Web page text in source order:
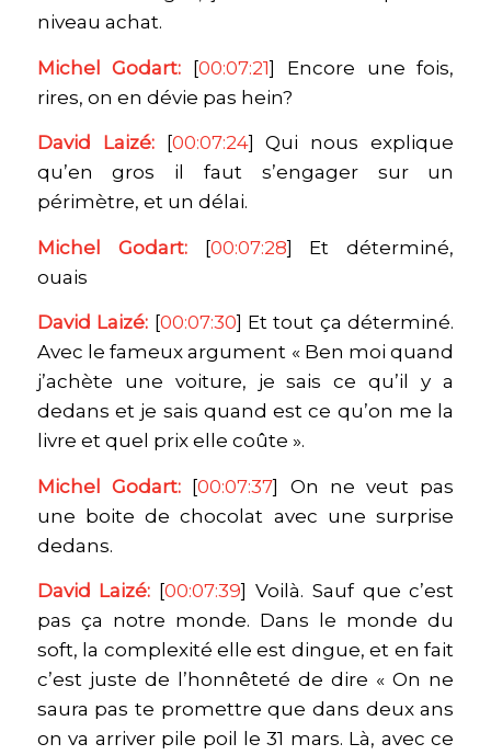
niveau achat.
Michel Godart: [00:07:21] Encore une fois,
rires, on en dévie pas hein?
David Laizé: [00:07:24] Qui nous explique
qu’en gros il faut s’engager sur un
périmètre, et un délai.
Michel Godart: [00:07:28] Et déterminé,
ouais
David Laizé: [00:07:30] Et tout ça déterminé.
Avec le fameux argument « Ben moi quand
j’achète une voiture, je sais ce qu’il y a
dedans et je sais quand est ce qu’on me la
livre et quel prix elle coûte ».
Michel Godart: [00:07:37] On ne veut pas
une boite de chocolat avec une surprise
dedans.
David Laizé: [00:07:39] Voilà. Sauf que c’est
pas ça notre monde. Dans le monde du
soft, la complexité elle est dingue, et en fait
c’est juste de l’honnêteté de dire « On ne
saura pas te promettre que dans deux ans
on va arriver pile poil le 31 mars. Là, avec ce